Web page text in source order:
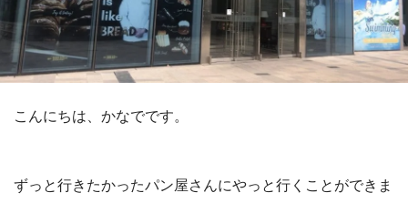
こんにちは、かなでです。
ずっと行きたかったパン屋さんにやっと行くことができま